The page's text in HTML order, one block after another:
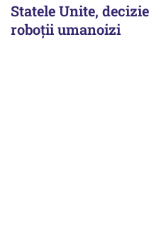
Statele Unite,
roboții umanoizi